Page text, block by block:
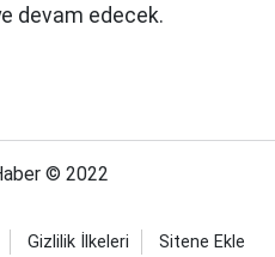
devam edecek.
© 2022
Gizlilik İlkeleri Sitene Ekle